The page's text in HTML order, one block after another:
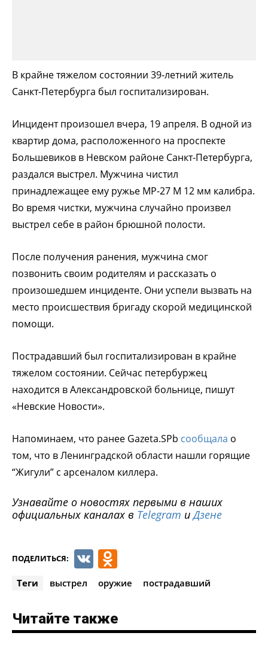
В крайне тяжелом состоянии 39-летний житель
Санкт-Петербурга был госпитализирован.
Инцидент произошел вчера, 19 апреля. В одной из
квартир дома, расположенного на проспекте
Большевиков в Невском районе Санкт-Петербурга,
раздался выстрел. Мужчина чистил
принадлежащее ему ружье МР-27 М 12 мм калибра.
Во время чистки, мужчина случайно произвел
выстрел себе в район брюшной полости.
После получения ранения, мужчина смог
позвонить своим родителям и рассказать о
произошедшем инциденте. Они успели вызвать на
место происшествия бригаду скорой медицинской
помощи.
Пострадавший был госпитализирован в крайне
тяжелом состоянии. Сейчас петербуржец
находится в Александровской больнице, пишут
«Невские Новости».
Напоминаем, что ранее Gazeta.SPb сообщала о
том, что в Ленинградской области нашли горящие
“Жигули” с арсеналом киллера.
Узнавайте о новостях первыми в наших
официальных каналах в Telegram иДзене
ПОДЕЛИТЬСЯ: VK
Теги выстрел оружие пострадавший
Читайте также